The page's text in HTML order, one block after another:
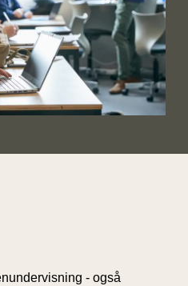
- også